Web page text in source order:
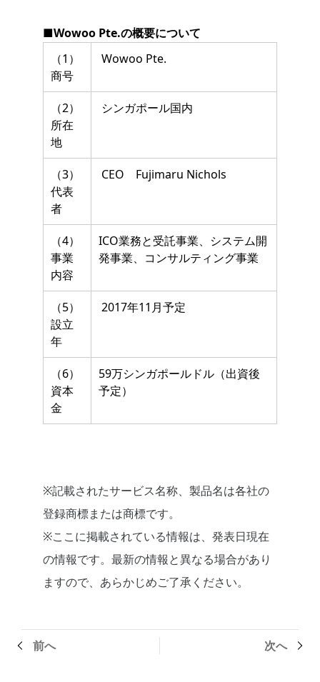
■Wowoo Pte.の概要について
（1）
商号
Wowoo Pte.
（2）
所在
地
シンガポール国内
（3）
代表
者
CEO Fujimaru Nichols
（4）
事業
内容
ICO業務と受託事業、システム開
発事業、コンサルティング事業
（5）
設立
年
2017年11月予定
（6）
資本
金
59万シンガポールドル（出資後
予定）
※記載されたサービス名称、製品名は各社の
登録商標または商標です。
※ここに掲載されている情報は、発表日現在
の情報です。最新の情報と異なる場合があり
ますので、あらかじめご了承ください。
前へ 次へ